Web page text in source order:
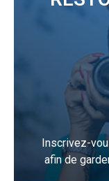
Inscrivez-
afin de